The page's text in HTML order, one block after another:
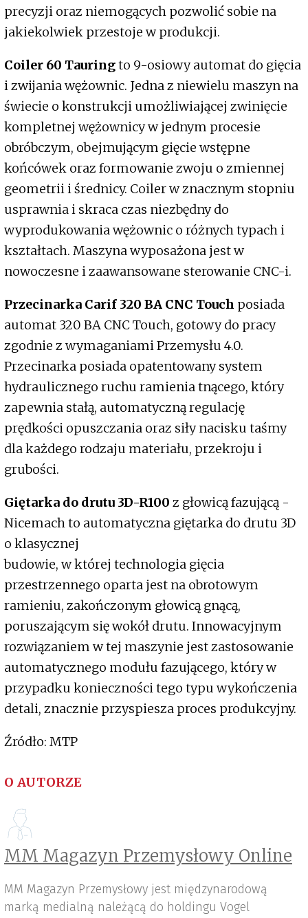
precyzji oraz niemogących pozwolić sobie na
jakiekolwiek przestoje w produkcji.
Coiler 60 Tauringto 9-osiowy automat do gięcia
i zwijania wężownic. Jedna z niewielu maszyn na
świecie o konstrukcji umożliwiającej zwinięcie
kompletnej wężownicy w jednym procesie
obróbczym, obejmującym gięcie wstępne
końcówek oraz formowanie zwoju o zmiennej
geometrii i średnicy. Coiler w znacznym stopniu
usprawnia i skraca czas niezbędny do
wyprodukowania wężownic o różnych typach i
kształtach. Maszyna wyposażona jest w
nowoczesne i zaawansowane sterowanie CNC-i.
Przecinarka Carif 320 BA CNC Touch posiada
automat 320 BA CNC Touch, gotowy do pracy
zgodnie z wymaganiami Przemysłu 4.0.
Przecinarka posiada opatentowany system
hydraulicznego ruchu ramienia tnącego, który
zapewnia stałą, automatyczną regulację
prędkości opuszczania oraz siły nacisku taśmy
dla każdego rodzaju materiału, przekroju i
grubości.
Giętarka do drutu 3D-R100 z głowicą fazującą -
Nicemach to automatyczna giętarka do drutu 3D
o klasycznej
budowie, w której technologia gięcia
przestrzennego oparta jest na obrotowym
ramieniu, zakończonym głowicą gnącą,
poruszającym się wokół drutu. Innowacyjnym
rozwiązaniem w tej maszynie jest zastosowanie
automatycznego modułu fazującego, który w
przypadku konieczności tego typu wykończenia
detali, znacznie przyspiesza proces produkcyjny.
Źródło: MTP
O AUTORZE
MM Magazyn Przemysłowy Online
MM Magazyn Przemysłowy jest międzynarodową
marką medialną należącą do holdingu Vogel